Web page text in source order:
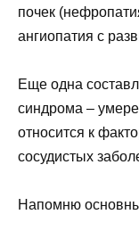
почек
ангиопатия с
Еще одна
синдрома –
относится к
сосудистых
Напомню